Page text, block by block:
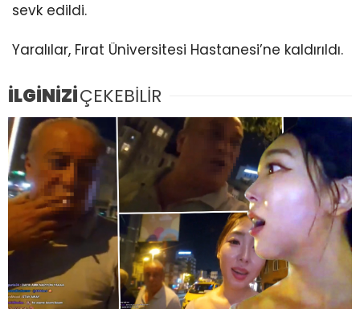
sevk edildi.
Yaralılar, Fırat Üniversitesi Hastanesi’ne kaldırıldı.
İLGİNİZİÇEKEBİLİR